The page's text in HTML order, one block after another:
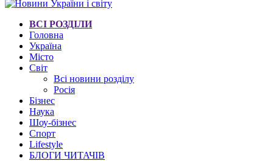
ВСІ РОЗДІЛИ
Головна
Україна
Місто
Світ
Всі новини розділу
Росія
Бізнес
Наука
Шоу-бізнес
Спорт
Lifestyle
БЛОГИ ЧИТАЧІВ